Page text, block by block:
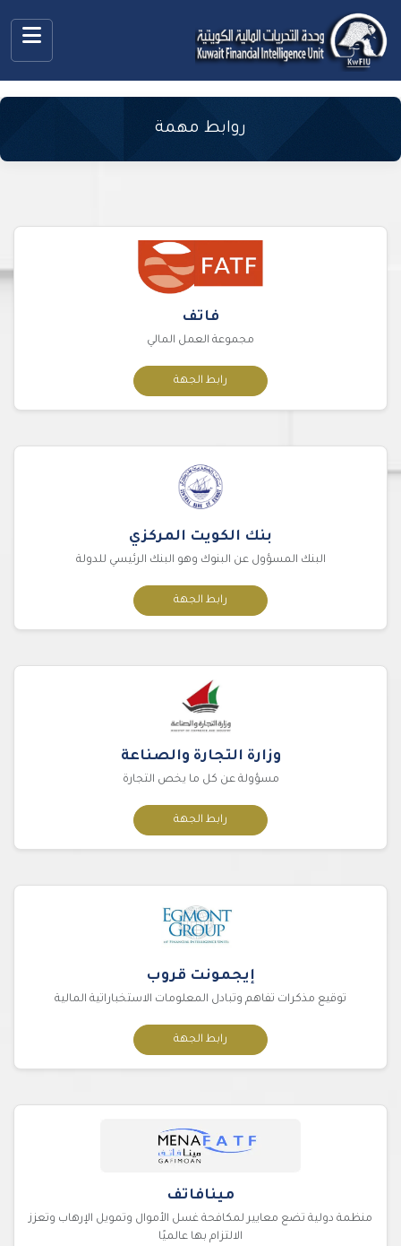
روابط مهمة
فاتف
مجموعة العمل المالي
رابط الجهة
بنك الكويت المركزي
البنك المسؤول عن البنوك وهو البنك الرئيسي للدولة
رابط الجهة
وزارة التجارة والصناعة
مسؤولة عن كل ما يخص التجارة
رابط الجهة
إيجمونت قروب
توقيع مذكرات تفاهم وتبادل المعلومات الاستخباراتية المالية
رابط الجهة
مينافاتف
منظمة دولية تضع معايير لمكافحة غسل الأموال وتمويل الإرهاب وتعزز
الالتزام بها عالميًا